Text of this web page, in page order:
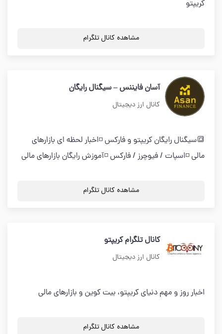
کریپتو
مشاهده کانال تلگرام
آسان فایننس – سیگنال رایگان
کانال ارز دیجیتال
🔳سیگنال رایگان کریپتو و فارکس ◽️اخبار لحظه ای بازارهای
مالی ◽️اسپات / فیوچرز / فارکس ◽️آموزش رایگان بازارهای مالی
مشاهده کانال تلگرام
کانال تلگرام کریپتو
کانال ارز دیجیتال
اخبار روز و مهم دنیای کریپتو، بیت کوین و بازارهای مالی
مشاهده کانال تلگرام